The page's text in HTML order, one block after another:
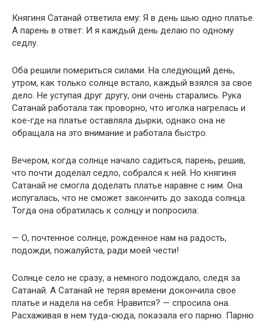
Княгиня Сатанай ответила ему: Я в день шью одно платье.
А парень в ответ: И я каждый день делаю по одному
седлу.
Оба решили помериться силами. На следующий день,
утром, как только солнце встало, каждый взялся за свое
дело. Не уступая друг другу, они очень старались. Рука
Сатанай работала так проворно, что иголка нагрелась и
кое-где на платье оставляла дырки, однако она не
обращала на это внимание и работала быстро.
Вечером, когда солнце начало садиться, парень, решив,
что почти доделал седло, собрался к ней. Но княгиня
Сатанай не смогла доделать платье наравне с ним. Она
испугалась, что не сможет закончить до захода солнца.
Тогда она обратилась к солнцу и попросила:
— О, почтенное солнце, рожденное нам на радость,
подожди, пожалуйста, ради моей чести!
Солнце село не сразу, а немного подождало, следя за
Сатанай. А Сатанай не теряя времени докончила свое
платье и надела на себя: Нравится? — спросила она.
Расхаживая в нем туда-сюда, показала его парню. Парню